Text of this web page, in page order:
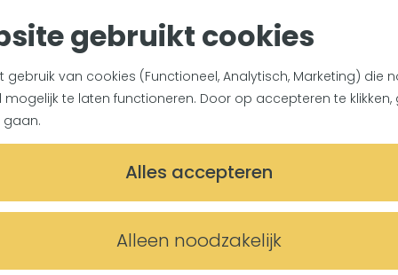
gebruikt cookies
gebruik van cookies (Functioneel, Analytisch, Marketing) die
te laten functioneren. Door op accepteren te klikken,
gaan.
Alles accepteren
Alleen noodzakelijk